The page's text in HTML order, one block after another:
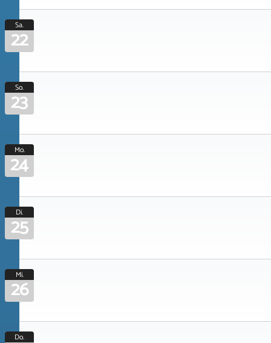
Sa.
22
So.
23
Mo.
24
Di.
25
Mi.
26
Do.